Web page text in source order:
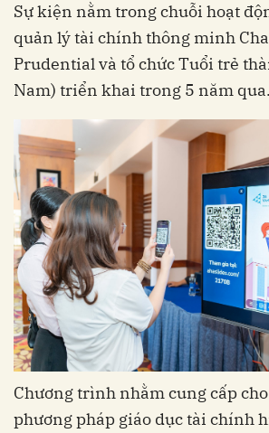
Sự kiện nằm trong chuỗi hoạt
quản lý tài chính thông minh
Prudential và tổ chức Tuổi trẻ
Nam) triển khai trong 5 năm qua.
Chương trình nhằm cung cấp
phương pháp giáo dục tài chính